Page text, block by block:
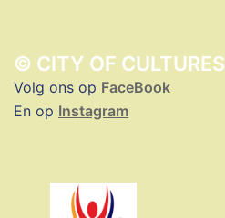
© CITY OF CULTURES
Volg ons op FaceBook
En op Instagram